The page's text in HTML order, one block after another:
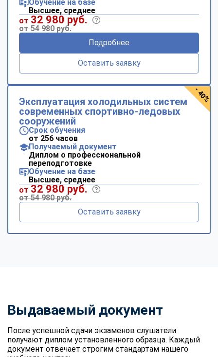
Обучение на базе
Высшее, среднее
от 32 980 руб.
от 54 980 руб.
Подробнее
Оставить заявку
Эксплуатация холодильных систем
современных спортивно-ледовых
сооружений
Срок обучения
от 256 часов
Получаемый документ
Диплом о профессиональной
переподготовке
Обучение на базе
Высшее, среднее
от 32 980 руб.
от 54 980 руб.
Оставить заявку
- 40%
Выдаваемый документ
После успешной сдачи экзаменов слушатели
получают диплом установленного образца. Каждый
документ отвечает строгим стандартам нашего